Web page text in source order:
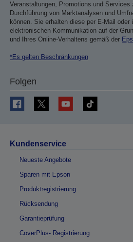
Veranstaltungen, Promotions und
Durchführung von Marktanalysen und
können. Sie erhalten diese per E-Mail oder
elektronischen Kommunikation auf der
und Ihres Online-Verhaltens gemäß der
*Es gelten Beschränkungen
Folgen
Kundenservice
Neueste Angebote
Sparen mit Epson
Produktregistrierung
Rücksendung
Garantieprüfung
CoverPlus- Registrierung